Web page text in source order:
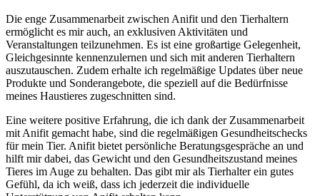
Die enge Zusammenarbeit⁢ zwischen Anifit und den Tierhaltern
ermöglicht es mir ⁢auch, an exklusiven ‌Aktivitäten und
Veranstaltungen teilzunehmen. Es ist⁣ eine großartige Gelegenheit,
Gleichgesinnte kennenzulernen und sich mit anderen ⁤Tierhaltern
auszutauschen. Zudem erhalte ⁤ich ‌regelmäßige ⁣Updates über neue
⁢Produkte⁣ und ‍Sonderangebote, die speziell​ auf die Bedürfnisse ​
meines Haustieres​ zugeschnitten sind.
Eine⁤ weitere ‍positive Erfahrung, die⁢ ich dank der Zusammenarbeit
mit Anifit gemacht habe, sind die regelmäßigen​ Gesundheitschecks⁣
für mein Tier. Anifit bietet persönliche Beratungsgespräche an‍ und
hilft⁢ mir dabei, das Gewicht und‌ den Gesundheitszustand meines
Tieres ‍im Auge⁢ zu behalten. Das ⁢gibt mir ‌als Tierhalter ein gutes
Gefühl, da ich weiß, dass ich jederzeit die ‍individuelle